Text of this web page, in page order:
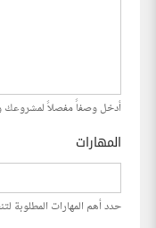
أدخل وصفاً مفصلاً لمشروعك
المهارات
حدد أهم المهارات المطلوبة